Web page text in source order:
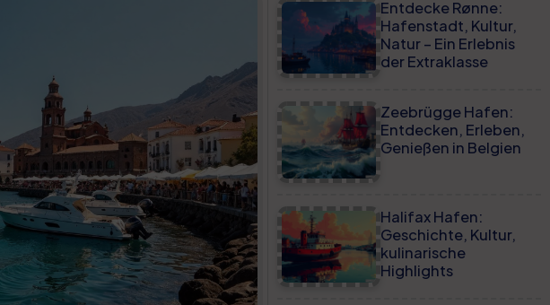
Entdecke Rønne:
Hafenstadt, Kultur,
Natur – Ein Erlebnis
der Extraklasse
Zeebrügge Hafen:
Entdecken, Erleben,
Genießen in Belgien
Halifax Hafen:
Geschichte, Kultur,
kulinarische
Highlights